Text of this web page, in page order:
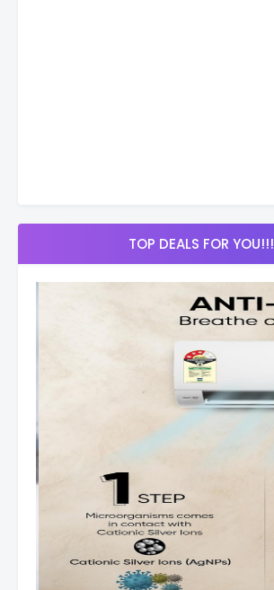
TOP DEALS FOR YOU!!!